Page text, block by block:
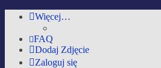
Więcej…
FAQ
Dodaj Zdjęcie
Zaloguj się